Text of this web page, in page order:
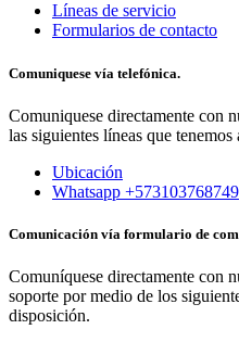
Líneas de servicio
Formularios de contacto
Comuniquese vía telefónica.
Comuniquese directamente con
las siguientes líneas que
Ubicación
Whatsapp +573103768749
Comunicación vía formulario de
Comuníquese directamente con
soporte por medio de los
disposición.